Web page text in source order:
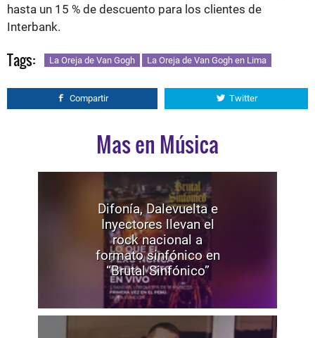
hasta un 15 % de descuento para los clientes de
Interbank.
Tags: La Oreja de Van Gogh La Oreja de Van Gogh en Lima
Compartir Twitter
Mas en Música
Difonía, Dalevuelta e
Inyectores llevan el
rock nacional a
formato sinfónico en
“Brutal Sinfónico”